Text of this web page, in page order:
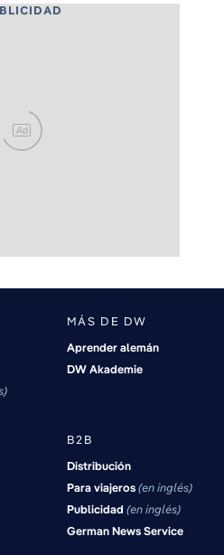
Ad
MÁS DE DW
Aprender alemán
DW Akademie
B2B
Distribución
Para viajeros en inglés
Publicidad en inglés
German News Service